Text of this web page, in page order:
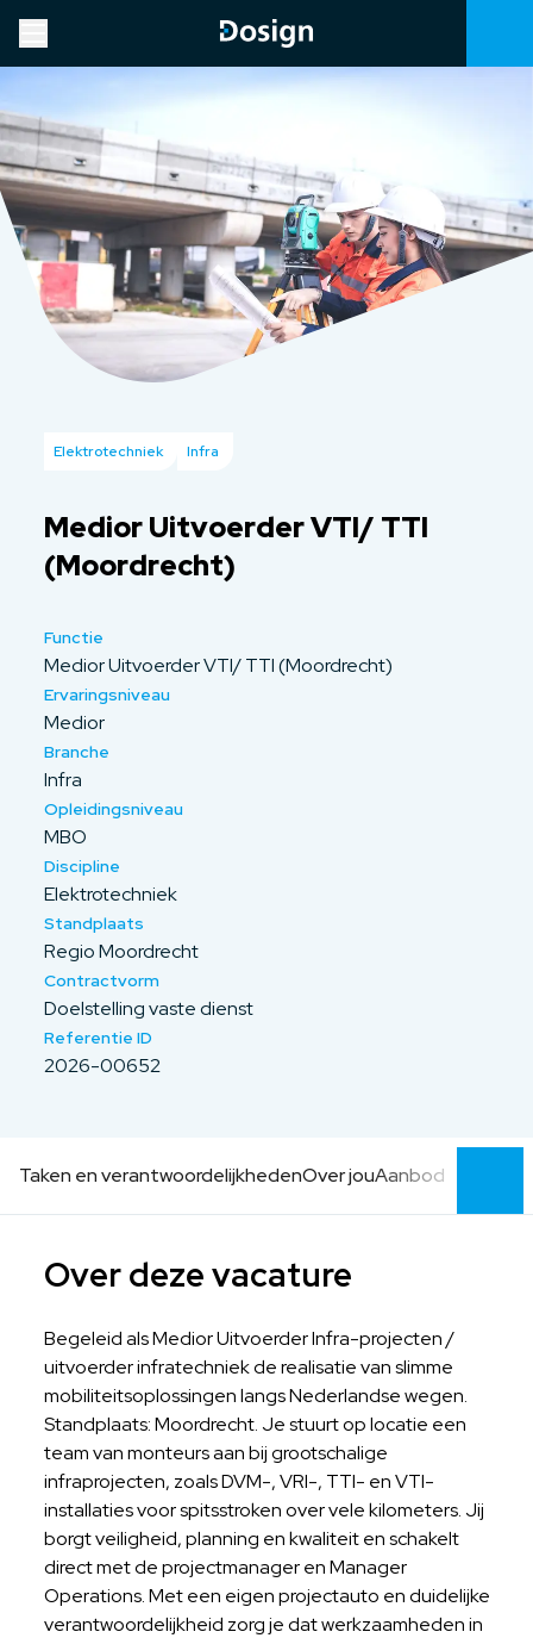
Elektrotechniek Infra
Medior Uitvoerder VTI/ TTI
(Moordrecht)
Functie
Medior Uitvoerder VTI/ TTI (Moordrecht)
Ervaringsniveau
Medior
Branche
Infra
Opleidingsniveau
MBO
Discipline
Elektrotechniek
Standplaats
Regio Moordrecht
Contractvorm
Doelstelling vaste dienst
Referentie ID
2026-00652
Taken en verantwoordelijkhedenOver jouAanbod
Over deze vacature
Begeleid als Medior Uitvoerder Infra-projecten /
uitvoerder infratechniek de realisatie van slimme
mobiliteitsoplossingen langs Nederlandse wegen.
Standplaats: Moordrecht. Je stuurt op locatie een
team van monteurs aan bij grootschalige
infraprojecten, zoals DVM-, VRI-, TTI- en VTI-
installaties voor spitsstroken over vele kilometers. Jij
borgt veiligheid, planning en kwaliteit en schakelt
direct met de projectmanager en Manager
Operations. Met een eigen projectauto en duidelijke
verantwoordelijkheid zorg je dat werkzaamheden in